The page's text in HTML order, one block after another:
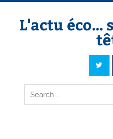
Skip
contentL'actu éco…
L'actu éco… sans prise de